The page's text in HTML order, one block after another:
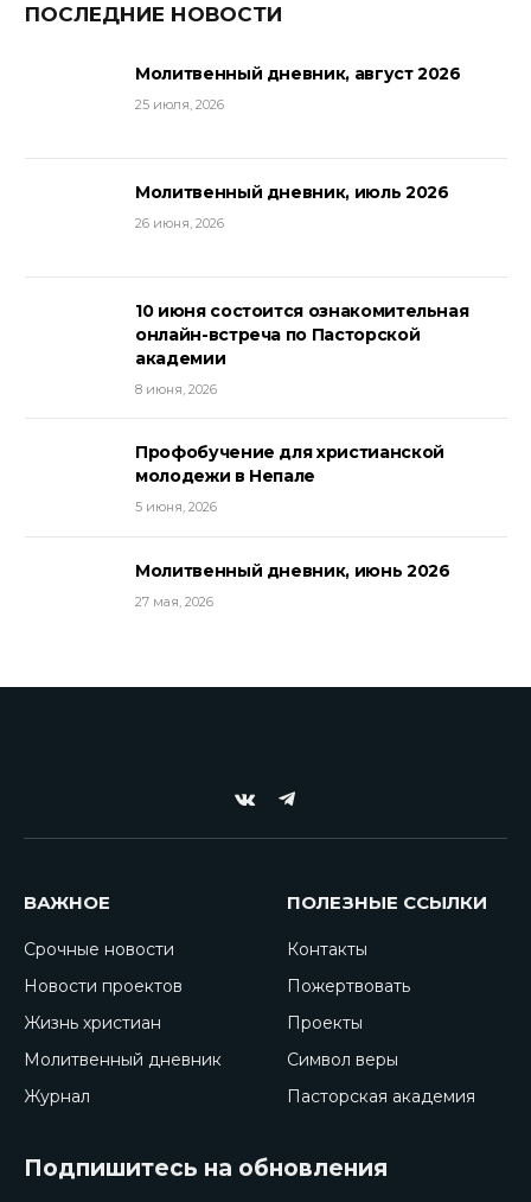
ПОСЛЕДНИЕ НОВОСТИ
Молитвенный дневник, август 2026
25 июля, 2026
Молитвенный дневник, июль 2026
26 июня, 2026
10 июня состоится ознакомительная
онлайн-встреча по Пасторской
академии
8 июня, 2026
Профобучение для христианской
молодежи в Непале
5 июня, 2026
Молитвенный дневник, июнь 2026
27 мая, 2026
VKontakte
Telegram
ВАЖНОЕ
Срочные новости
Новости проектов
Жизнь христиан
Молитвенный дневник
Журнал
ПОЛЕЗНЫЕ ССЫЛКИ
Контакты
Пожертвовать
Проекты
Символ веры
Пасторская академия
Подпишитесь на обновления